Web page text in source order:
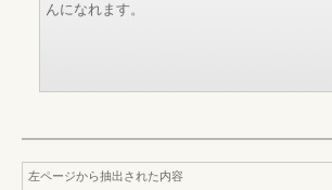
んになれます。
左ページから抽出された内容